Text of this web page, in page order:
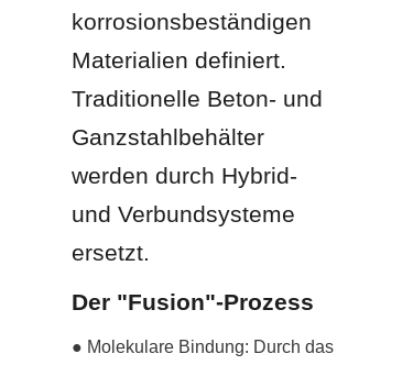
korrosionsbeständigen
Materialien definiert.
Traditionelle Beton- und
Ganzstahlbehälter
werden durch Hybrid-
und Verbundsysteme
ersetzt.
Der "Fusion"-Prozess
● Molekulare Bindung: Durch das